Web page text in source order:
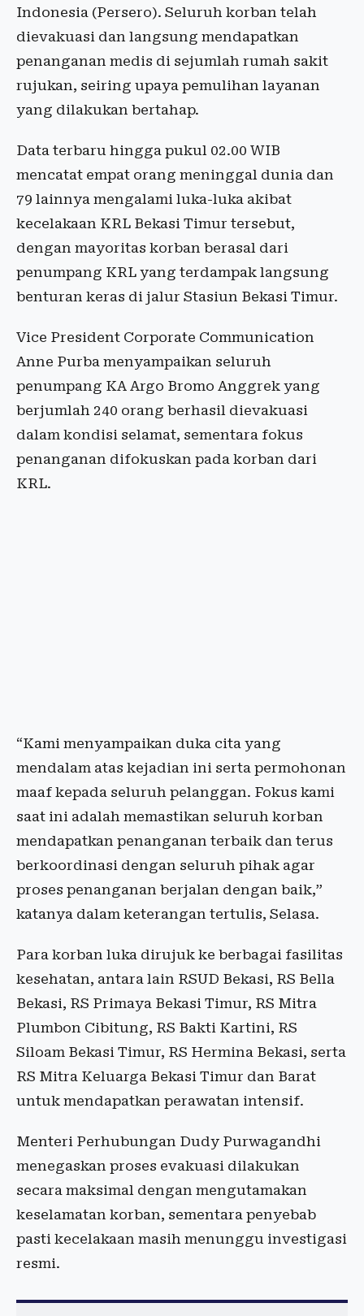
Indonesia (Persero). Seluruh korban telah
dievakuasi dan langsung mendapatkan
penanganan medis di sejumlah rumah sakit
rujukan, seiring upaya pemulihan layanan
yang dilakukan bertahap.
Data terbaru hingga pukul 02.00 WIB
mencatat empat orang meninggal dunia dan
79 lainnya mengalami luka-luka akibat
kecelakaan KRL Bekasi Timur tersebut,
dengan mayoritas korban berasal dari
penumpang KRL yang terdampak langsung
benturan keras di jalur Stasiun Bekasi Timur.
Vice President Corporate Communication
Anne Purba menyampaikan seluruh
penumpang KA Argo Bromo Anggrek yang
berjumlah 240 orang berhasil dievakuasi
dalam kondisi selamat, sementara fokus
penanganan difokuskan pada korban dari
KRL.
“Kami menyampaikan duka cita yang
mendalam atas kejadian ini serta permohonan
maaf kepada seluruh pelanggan. Fokus kami
saat ini adalah memastikan seluruh korban
mendapatkan penanganan terbaik dan terus
berkoordinasi dengan seluruh pihak agar
proses penanganan berjalan dengan baik,”
katanya dalam keterangan tertulis, Selasa.
Para korban luka dirujuk ke berbagai fasilitas
kesehatan, antara lain RSUD Bekasi, RS Bella
Bekasi, RS Primaya Bekasi Timur, RS Mitra
Plumbon Cibitung, RS Bakti Kartini, RS
Siloam Bekasi Timur, RS Hermina Bekasi, serta
RS Mitra Keluarga Bekasi Timur dan Barat
untuk mendapatkan perawatan intensif.
Menteri Perhubungan Dudy Purwagandhi
menegaskan proses evakuasi dilakukan
secara maksimal dengan mengutamakan
keselamatan korban, sementara penyebab
pasti kecelakaan masih menunggu investigasi
resmi.